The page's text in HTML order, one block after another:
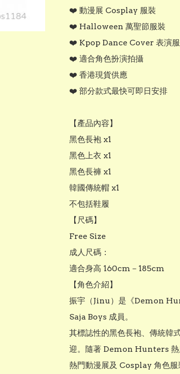
❤️ 動漫展 Cosplay 服裝
❤️ Halloween 萬聖節服裝
❤️ Kpop Dance Cover 表演
❤️ 適合角色扮演拍攝
❤️ 香港現貨供應
❤️ 部分款式最快可即日安排
【產品內容】
黑色長袍 x1
黑色上衣 x1
黑色長褲 x1
韓國傳統帽 x1
不包括鞋履
【尺碼】
Free Size
成人尺碼：
適合身高 160cm－185cm
【角色介紹】
振宇（Jinu）是《Demon
Saja Boys 成員。
其標誌性的黑色長袍、傳統韓
迎。隨著 Demon Hunters
熱門動漫展及 Cosplay 角色服